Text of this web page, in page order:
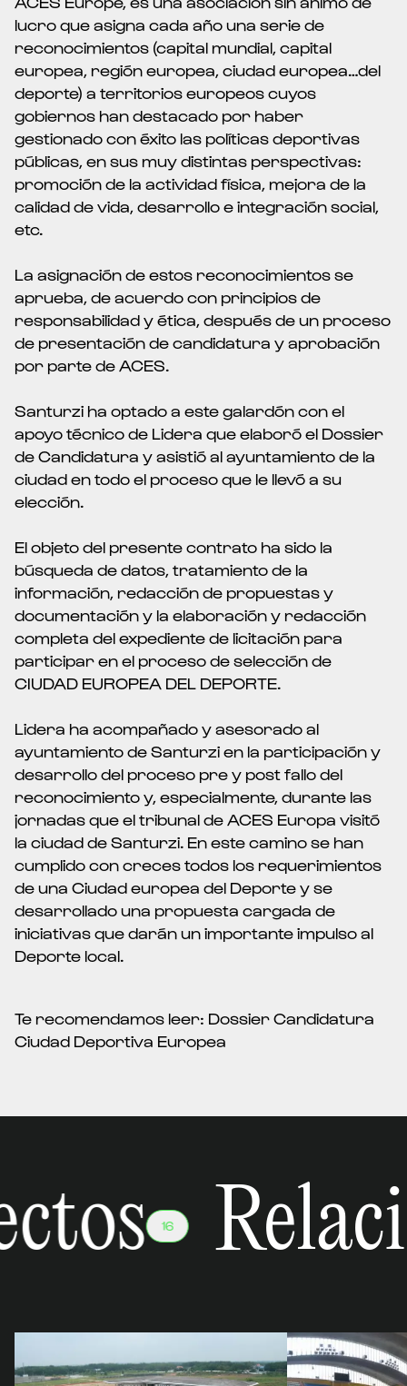
lucro que asigna cada año una serie de
reconocimientos (capital mundial, capital
europea, región europea, ciudad europea…del
deporte) a territorios europeos cuyos
gobiernos han destacado por haber
gestionado con éxito las políticas deportivas
públicas, en sus muy distintas perspectivas:
promoción de la actividad física, mejora de la
calidad de vida, desarrollo e integración social,
etc.
La asignación de estos reconocimientos se
aprueba, de acuerdo con principios de
responsabilidad y ética, después de un proceso
de presentación de candidatura y aprobación
por parte de ACES.
Santurzi ha optado a este galardón con el
apoyo técnico de Lidera que elaboró el Dossier
de Candidatura y asistió al ayuntamiento de la
ciudad en todo el proceso que le llevó a su
elección.
El objeto del presente contrato ha sido la
búsqueda de datos, tratamiento de la
información, redacción de propuestas y
documentación y la elaboración y redacción
completa del expediente de licitación para
participar en el proceso de selección de
CIUDAD EUROPEA DEL DEPORTE.
Lidera ha acompañado y asesorado al
ayuntamiento de Santurzi en la participación y
desarrollo del proceso pre y post fallo del
reconocimiento y, especialmente, durante las
jornadas que el tribunal de ACES Europa visitó
la ciudad de Santurzi. En este camino se han
cumplido con creces todos los requerimientos
de una Ciudad europea del Deporte y se
desarrollado una propuesta cargada de
iniciativas que darán un importante impulso al
Deporte local.
Te recomendamos leer: Dossier Candidatura
Ciudad Deportiva Europea
16